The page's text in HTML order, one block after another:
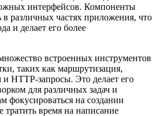
интерфейсов. Компоненты
в различных частях приложения, что
и делает его более
встроенных инструментов
таких как маршрутизация,
и HTTP-запросы. Это делает его
для различных задач и
фокусироваться на создании
тратить время на написание